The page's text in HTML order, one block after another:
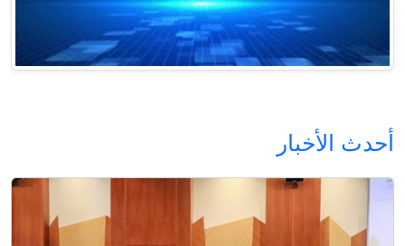
أحدث الأخبار